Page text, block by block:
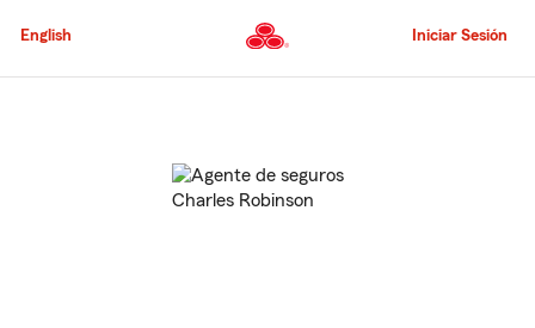
al
principal
English Iniciar Sesión